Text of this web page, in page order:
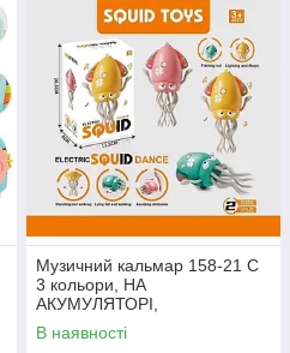
Музичний кальмар 158-21 C
3 кольори, НА
АКУМУЛЯТОРІ,
підсвічування, 2 режими
роботи: з мелодією та без,
В наявності